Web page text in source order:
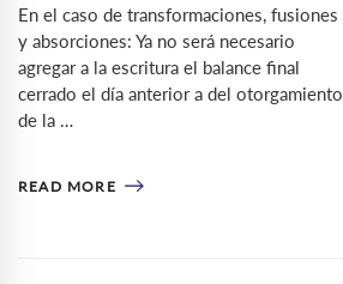
En el caso de transformaciones, fusiones
y absorciones: Ya no será necesario
agregar a la escritura el balance final
cerrado el día anterior a del otorgamiento
de la …
READ MORE